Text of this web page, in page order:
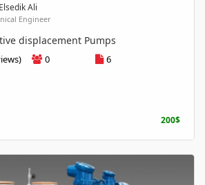
Ali
Engineer
displacement Pumps
0
6
200$